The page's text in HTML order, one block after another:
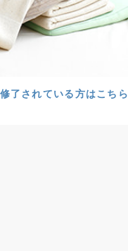
了されている方はこちら